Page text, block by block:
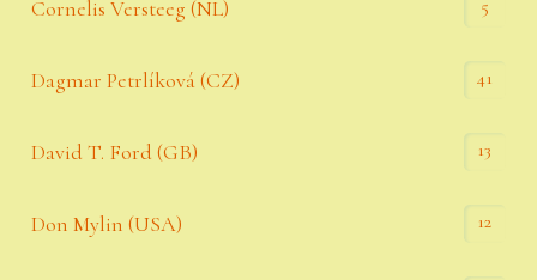
Cornelis Versteeg (NL) 5
Dagmar Petrlíková (CZ) 41
David T. Ford (GB) 13
Don Mylin (USA) 12